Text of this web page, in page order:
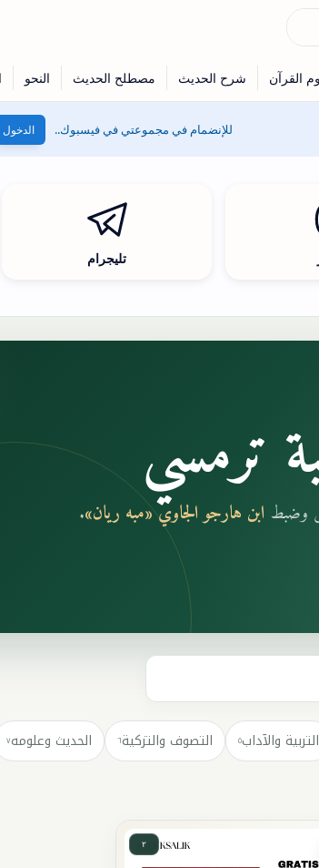
للإنضمام في مجموعتي في فيسبوك.. الدخول
تليجرام
ترمسي
وضبط ابن هارجو الجاوي «مبه ريان».
التربية والآداب٥ التصوف والتزكية٦ الحديث وعلومه٧
٢